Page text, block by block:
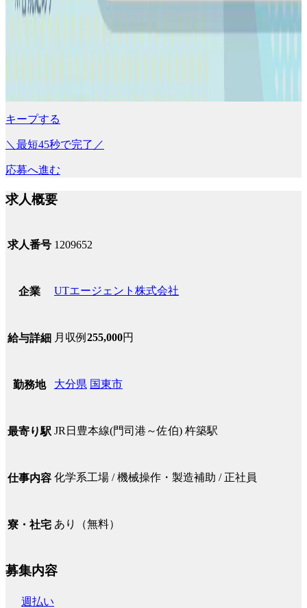
キープする
＼最短45秒で完了／
応募へ進む
求人概要
求人番号 1209652
企業 UTエージェント株式会社
給与詳細 月収例 255,000円
勤務地 大分県 国東市
最寄り駅 JR日豊本線(門司港～佐伯) 杵築駅
仕事内容 化学系工場 / 機械操作・製造補助 / 正社員
寮・社宅 あり（無料）
募集内容
週払い